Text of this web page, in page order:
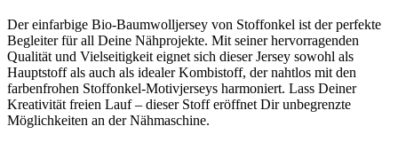
Der einfarbige Bio-Baumwolljersey von Stoffonkel ist der perfekte
Begleiter für all Deine Nähprojekte. Mit seiner hervorragenden
Qualität und Vielseitigkeit eignet sich dieser Jersey sowohl als
Hauptstoff als auch als idealer Kombistoff, der nahtlos mit den
farbenfrohen Stoffonkel-Motivjerseys harmoniert. Lass Deiner
Kreativität freien Lauf – dieser Stoff eröffnet Dir unbegrenzte
Möglichkeiten an der Nähmaschine.